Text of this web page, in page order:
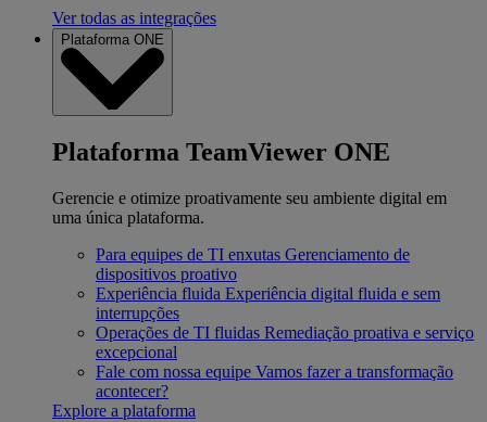
Ver todas as integrações
Plataforma ONE
Plataforma TeamViewer ONE
Gerencie e otimize proativamente seu ambiente digital em
uma única plataforma.
Para equipes de TI enxutas Gerenciamento de
dispositivos proativo
Experiência fluida Experiência digital fluida e sem
interrupções
Operações de TI fluidas Remediação proativa e serviço
excepcional
Fale com nossa equipe Vamos fazer a transformação
acontecer?
Explore a plataforma